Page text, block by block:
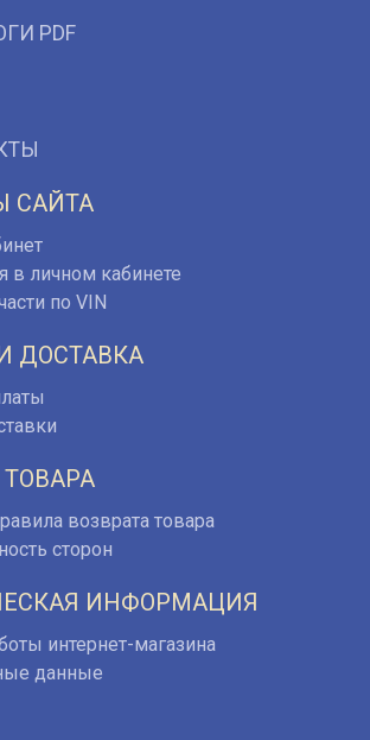
PDF
САЙТА
в личном кабинете
по VIN
ДОСТАВКА
ТОВАРА
возврата товара
сторон
ИНФОРМАЦИЯ
интернет-магазина
данные